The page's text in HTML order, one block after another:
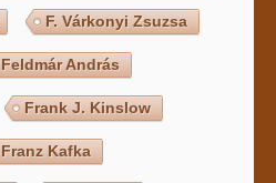
F. Várkonyi Zsuzsa
Feldmár András
Frank J. Kinslow
Franz Kafka